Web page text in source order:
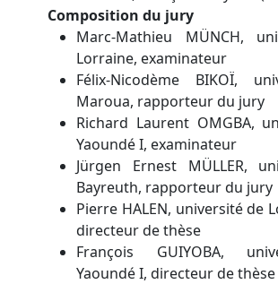
Composition du jury
Marc-Mathieu MÜNCH,
Lorraine, examinateur
Félix-Nicodème BIKOÏ,
Maroua, rapporteur du jury
Richard Laurent OMGBA,
Yaoundé I, examinateur
Jürgen Ernest MÜLLER,
Bayreuth, rapporteur du jury
Pierre HALEN, université de
directeur de thèse
François GUIYOBA,
Yaoundé I, directeur de thèse